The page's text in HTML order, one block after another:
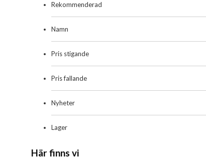
Rekommenderad
Namn
Pris stigande
Pris fallande
Nyheter
Lager
Här finns vi